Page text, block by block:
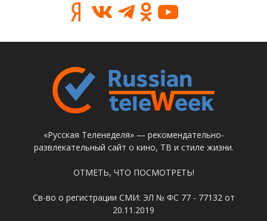
«Русская Теленеделя» — рекомендательно-
развлекательный сайт о кино, ТВ и стиле жизни.
ОТМЕТЬ, ЧТО ПОСМОТРЕТЬ!
Св-во о регистрации СМИ: ЭЛ № ФС 77 - 77132 от
20.11.2019